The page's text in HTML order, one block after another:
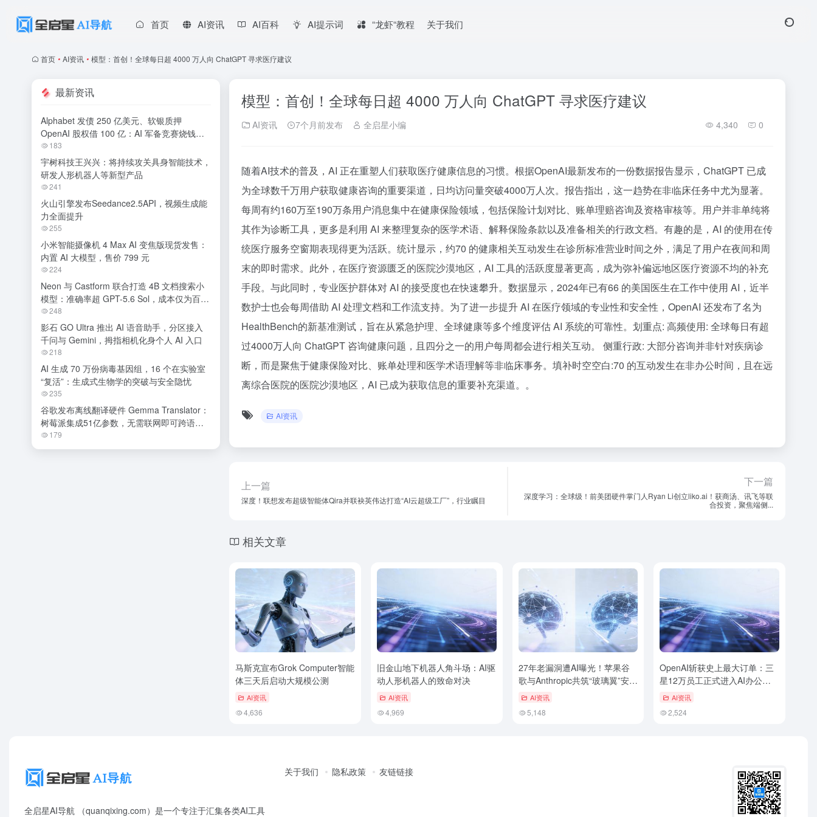
首页 AI资讯 AI百科 AI提示词 “龙虾“教程 关于我们
首页 • AI资讯 • 模型：首创！全球每日超 4000 万人向 ChatGPT 寻求医疗建议
模型：首创！全球每日超 4000 万人向 ChatGPT 寻求医疗建议
AI资讯 7个月前发布 全启星小编 4,340 0
随着AI技术的普及，AI 正在重塑人们获取医疗健康信息的习惯。根据OpenAI最新发布的一份数据报告显示，ChatGPT 已成
为全球数千万用户获取健康咨询的重要渠道，日均访问量突破4000万人次。报告指出，这一趋势在非临床任务中尤为显著。
每周有约160万至190万条用户消息集中在健康保险领域，包括保险计划对比、账单理赔咨询及资格审核等。用户并非单纯将
其作为诊断工具，更多是利用 AI 来整理复杂的医学术语、解释保险条款以及准备相关的行政文档。有趣的是，AI 的使用在传
统医疗服务空窗期表现得更为活跃。统计显示，约70 的健康相关互动发生在诊所标准营业时间之外，满足了用户在夜间和周
末的即时需求。此外，在医疗资源匮乏的医院沙漠地区，AI 工具的活跃度显著更高，成为弥补偏远地区医疗资源不均的补充
手段。与此同时，专业医护群体对 AI 的接受度也在快速攀升。数据显示，2024年已有66 的美国医生在工作中使用 AI，近半
数护士也会每周借助 AI 处理文档和工作流支持。为了进一步提升 AI 在医疗领域的专业性和安全性，OpenAI 还发布了名为
HealthBench的新基准测试，旨在从紧急护理、全球健康等多个维度评估 AI 系统的可靠性。划重点: 高频使用: 全球每日有超
过4000万人向 ChatGPT 咨询健康问题，且四分之一的用户每周都会进行相关互动。 侧重行政: 大部分咨询并非针对疾病诊
断，而是聚焦于健康保险对比、账单处理和医学术语理解等非临床事务。填补时空空白:70 的互动发生在非办公时间，且在远
离综合医院的医院沙漠地区，AI 已成为获取信息的重要补充渠道。。
AI资讯
上一篇
深度！联想发布超级智能体Qira并联袂英伟达打造“AI云超级工厂”，行业瞩目
下一篇
深度学习：全球级！前美团硬件掌门人Ryan Li创立liko.ai！获商汤、讯飞等联
合投资，聚焦端侧...
相关文章
马斯克宣布Grok Computer智能
体三天后启动大规模公测
AI资讯
4,636
旧金山地下机器人角斗场：AI驱
动人形机器人的致命对决
AI资讯
4,969
27年老漏洞遭AI曝光！苹果谷
歌与Anthropic共筑“玻璃翼”安全
防线AI资讯
5,148
OpenAI斩获史上最大订单：三
星12万员工正式进入AI办公时
代 AI资讯
2,524
最新资讯
Alphabet 发债 250 亿美元、软银质押
OpenAI 股权借 100 亿：AI 军备竞赛烧钱无
休止
183
宇树科技王兴兴：将持续攻关具身智能技术，
研发人形机器人等新型产品
241
火山引擎发布Seedance2.5API，视频生成能
力全面提升
255
小米智能摄像机 4 Max AI 变焦版现货发售：
内置 AI 大模型，售价 799 元
224
Neon 与 Castform 联合打造 4B 文档搜索小
模型：准确率超 GPT-5.6 Sol，成本仅为百分
之一
248
影石 GO Ultra 推出 AI 语音助手，分区接入
千问与 Gemini，拇指相机化身个人 AI 入口
218
AI 生成 70 万份病毒基因组，16 个在实验室
“复活”：生成式生物学的突破与安全隐忧
235
谷歌发布离线翻译硬件 Gemma Translator：
树莓派集成51亿参数，无需联网即可跨语种
交流
179
全启星AI导航 （quanqixing.com）是一个专注于汇集各类AI工具
关于我们 隐私政策 友链链接